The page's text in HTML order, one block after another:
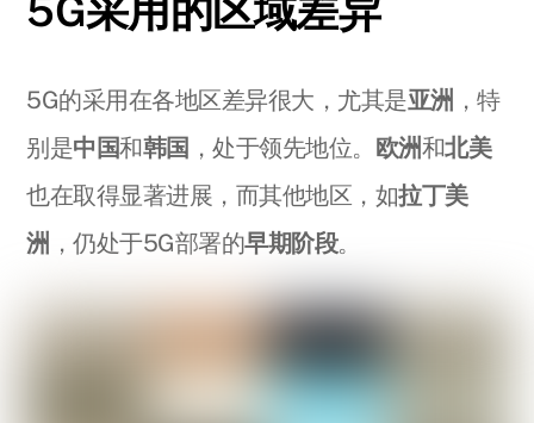
5G采用的区域差异
5G的采用在各地区差异很大，尤其是亚洲 ，特
别是中国和韩国 ，处于领先地位。 欧洲和北美
也在取得显著进展，而其他地区，如拉丁美
洲 ，仍处于5G部署的早期阶段。